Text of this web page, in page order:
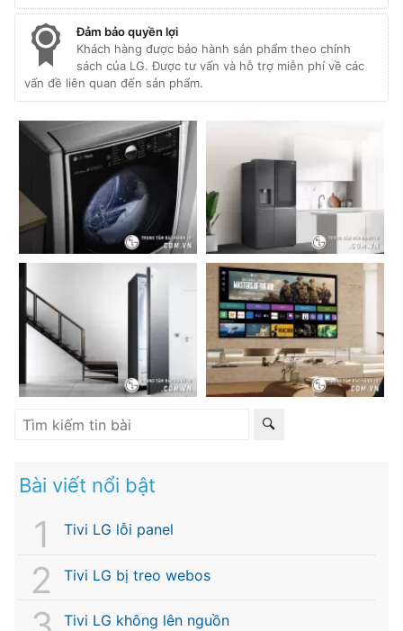
Đảm bảo quyền lợi
Khách hàng được bảo hành sản phẩm theo chính
sách của LG. Được tư vấn và hỗ trợ miễn phí về các
vấn đề liên quan đến sản phẩm.
Bài viết nổi bật
Tivi LG lỗi panel
Tivi LG bị treo webos
Tivi LG không lên nguồn